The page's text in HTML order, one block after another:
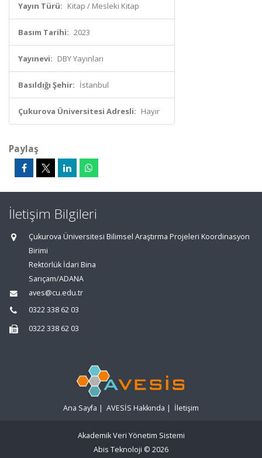
Yayın Türü: Kitap / Mesleki Kitap
Basım Tarihi: 2023
Yayınevi: DBY Yayınları
Basıldığı Şehir: İstanbul
Çukurova Üniversitesi Adresli: Hayır
Paylaş
İletişim Bilgileri
Çukurova Üniversitesi Bilimsel Araştırma Projeleri Koordinasyon
Birimi
Rektörlük İdari Bina
Sarıçam/ADANA
aves@cu.edu.tr
0322 338 62 03
0322 338 62 03
Ana Sayfa | AVESİS Hakkında | İletişim
Akademik Veri Yönetim Sistemi
Abis Teknoloji © 2026